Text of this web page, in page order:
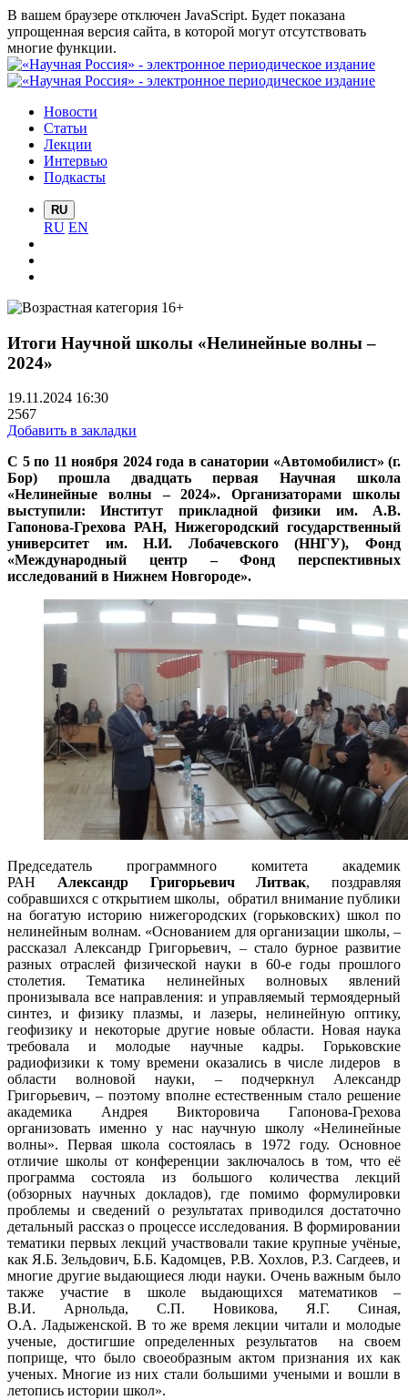
В вашем браузере отключен JavaScript. Будет показана
упрощенная версия сайта, в которой могут отсутствовать
многие функции.
Новости
Статьи
Лекции
Интервью
Подкасты
RU
RU EN
Итоги Научной школы «Нелинейные волны –
2024»
19.11.2024 16:30
2567
Добавить в закладки
С 5 по 11 ноября 2024 года в санатории «Автомобилист» (г.
Бор) прошла двадцать первая Научная школа
«Нелинейные волны – 2024». Организаторами школы
выступили: Институт прикладной физики им. А.В.
Гапонова-Грехова РАН, Нижегородский государственный
университет им. Н.И. Лобачевского (ННГУ), Фонд
«Международный центр – Фонд перспективных
исследований в Нижнем Новгороде».
Председатель программного комитета академик
РАН Александр Григорьевич Литвак, поздравляя
собравшихся с открытием школы, обратил внимание публики
на богатую историю нижегородских (горьковских) школ по
нелинейным волнам. «Основанием для организации школы, –
рассказал Александр Григорьевич, – стало бурное развитие
разных отраслей физической науки в 60-е годы прошлого
столетия. Тематика нелинейных волновых явлений
пронизывала все направления: и управляемый термоядерный
синтез, и физику плазмы, и лазеры, нелинейную оптику,
геофизику и некоторые другие новые области. Новая наука
требовала и молодые научные кадры. Горьковские
радиофизики к тому времени оказались в числе лидеров в
области волновой науки, – подчеркнул Александр
Григорьевич, – поэтому вполне естественным стало решение
академика Андрея Викторовича Гапонова-Грехова
организовать именно у нас научную школу «Нелинейные
волны». Первая школа состоялась в 1972 году. Основное
отличие школы от конференции заключалось в том, что её
программа состояла из большого количества лекций
(обзорных научных докладов), где помимо формулировки
проблемы и сведений о результатах приводился достаточно
детальный рассказ о процессе исследования. В формировании
тематики первых лекций участвовали такие крупные учёные,
как Я.Б. Зельдович, Б.Б. Кадомцев, Р.В. Хохлов, Р.З. Сагдеев, и
многие другие выдающиеся люди науки. Очень важным было
также участие в школе выдающихся математиков –
В.И. Арнольда, С.П. Новикова, Я.Г. Синая,
О.А. Ладыженской. В то же время лекции читали и молодые
ученые, достигшие определенных результатов на своем
поприще, что было своеобразным актом признания их как
ученых. Многие из них стали большими учеными и вошли в
летопись истории школ».